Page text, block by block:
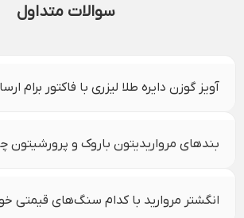
سوالات متداول
آویز گوزن دایره طلا لیزری با فاکتور برام
بندهای مرواریدیتون باروک و پرورشیتون
انگشتر مروارید با کدام سنگ‌های قیمتی